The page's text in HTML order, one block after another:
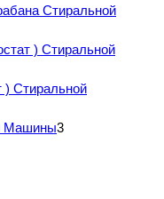
Стиральной
) Стиральной
) Стиральной
Машины3